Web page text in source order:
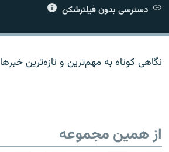
دسترسی بدون فیلترشکن
نگاهی کوتاه به مهم‌ترين و تازه‌ترين خبرها
از همین مجموعه